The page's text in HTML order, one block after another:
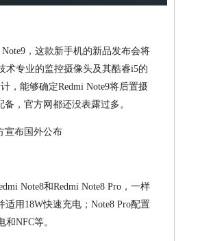
，这款新手机的新品发布会将
术专业的监控摄像头及其酷睿i5的
，能够确定Redmi Note9将后置摄
，官方网都还没表露过多。
Note8和Redmi Note8 Pro，一样
适用18W快速充电；Note8 Pro配置
NFC等。